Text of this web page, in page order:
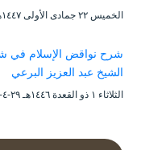
الخميس ۲۲ جمادى الأولى ۱٤٤۷هـ ۱۳-۱۱-۲۰۲۵م
الشيخ عبد العزيز البرعي
الثلاثاء ۱ ذو القعدة ۱٤٤٦هـ ۲۹-٤-۲۰۲۵م